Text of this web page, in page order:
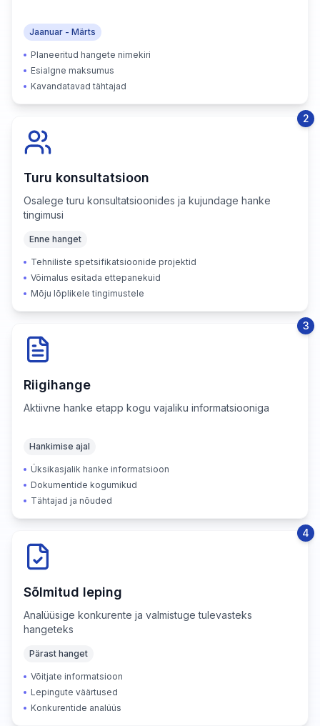
Jaanuar - Märts
Planeeritud hangete nimekiri
Esialgne maksumus
Kavandatavad tähtajad
2
Turu konsultatsioon
Osalege turu konsultatsioonides ja kujundage hanke
tingimusi
Enne hanget
Tehniliste spetsifikatsioonide projektid
Võimalus esitada ettepanekuid
Mõju lõplikele tingimustele
3
Riigihange
Aktiivne hanke etapp kogu vajaliku informatsiooniga
Hankimise ajal
Üksikasjalik hanke informatsioon
Dokumentide kogumikud
Tähtajad ja nõuded
4
Sõlmitud leping
Analüüsige konkurente ja valmistuge tulevasteks
hangeteks
Pärast hanget
Võitjate informatsioon
Lepingute väärtused
Konkurentide analüüs